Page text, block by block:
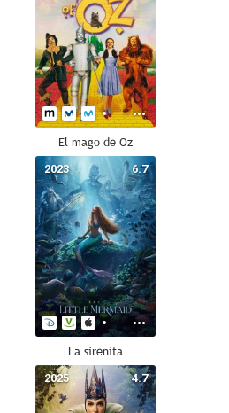
El mago de Oz
6.7
2023
La sirenita
4.7
2025